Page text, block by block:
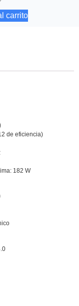
carrito
de eficiencia)
182 W